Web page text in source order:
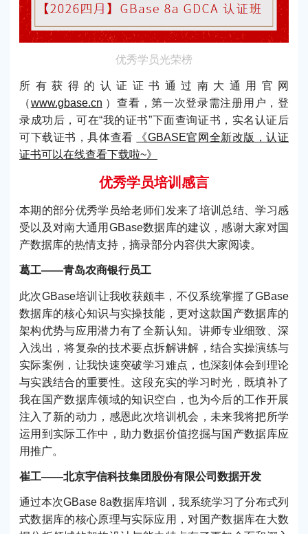
优秀学员光荣榜
所有获得的认证证书通过南大通用官网
（www.gbase.cn ）查看，第一次登录需注册用户，登
录成功后，可在“我的证书”下面查询证书，实名认证后
可下载证书，具体查看
《GBASE官网全新改版，认证
证书可以在线查看下载啦~》
优秀学员培训感言
本期的部分优秀学员给老师们发来了培训总结、学习感
受以及对南大通用GBase数据库的建议，感谢大家对国
产数据库的热情支持，摘录部分内容供大家阅读。
葛工——青岛农商银行员工
此次GBase培训让我收获颇丰，不仅系统掌握了GBase
数据库的核心知识与实操技能，更对这款国产数据库的
架构优势与应用潜力有了全新认知。讲师专业细致、深
入浅出，将复杂的技术要点拆解讲解，结合实操演练与
实际案例，让我快速突破学习难点，也深刻体会到理论
与实践结合的重要性。这段充实的学习时光，既填补了
我在国产数据库领域的知识空白，也为今后的工作开展
注入了新的动力，感恩此次培训机会，未来我将把所学
运用到实际工作中，助力数据价值挖掘与国产数据库应
用推广。
崔工——北京宇信科技集团股份有限公司数据开发
通过本次GBase 8a数据库培训，我系统学习了分布式列
式数据库的核心原理与实际应用，对国产数据库在大数